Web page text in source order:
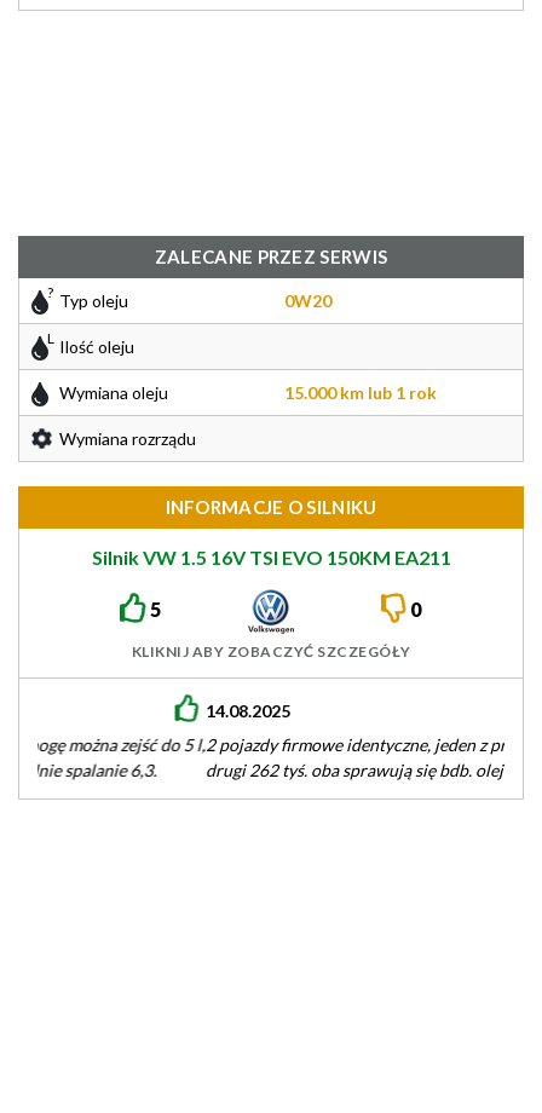
ZALECANE PRZEZ SERWIS
Typ oleju 0W20
Ilość oleju
Wymiana oleju 15.000 km lub 1 rok
Wymiana rozrządu
INFORMACJE O SILNIKU
Silnik VW 1.5 16V TSI EVO 150KM EA211
5 0
KLIKNIJ ABY ZOBACZYĆ SZCZEGÓŁY
2 pojazdy firmowe identyczne, jeden z przebiegiem 156 tyś,
drugi 262 tyś. oba sprawują się bdb. olej wymieniany co 15…